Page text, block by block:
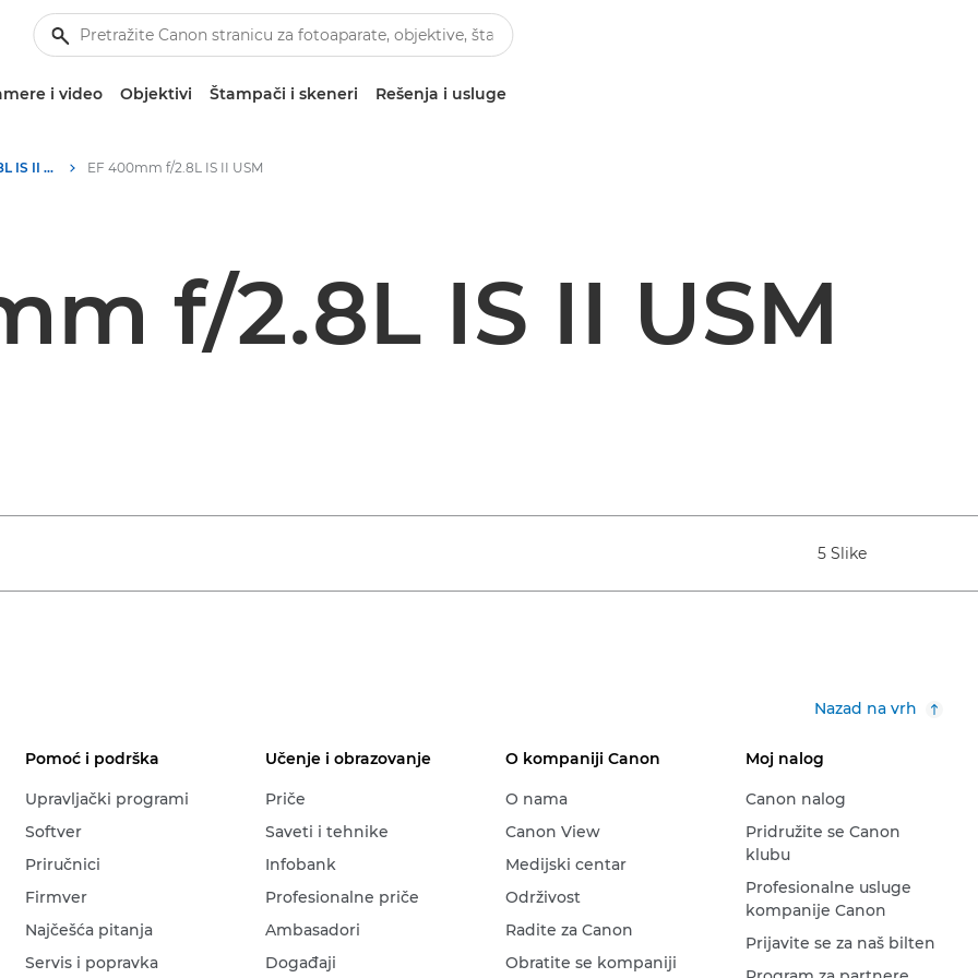
i video Objektivi Štampači i skeneri Rešenja i usluge
Canon EF 400mm f/2.8L IS II USM - Objektivi – objektivi za kamere i fotoaparate EF 400mm f/2.8L IS II USM
f/2.8L IS II USM
5 Slike
Nazad na vrh
Pomoć i podrška
Upravljački programi
Softver
Priručnici
Firmver
Najčešća pitanja
Servis i popravka
Učenje i obrazovanje
Priče
Saveti i tehnike
Infobank
Profesionalne priče
Ambasadori
Događaji
O kompaniji Canon
O nama
Canon View
Medijski centar
Održivost
Radite za Canon
Obratite se kompaniji
Moj nalog
Canon nalog
Pridružite se Canon
klubu
Profesionalne usluge
kompanije Canon
Prijavite se za naš bilten